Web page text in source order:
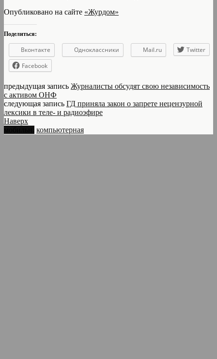
Опубликовано на сайте «Журдом»
Поделиться:
Вконтакте Одноклассники Mail.ru
Twitter
Facebook
предыдущая запись Журналисты обсудят свою независимость
с активом ОНФ
следующая запись ГД приняла закон о запрете нецензурной
лексики в теле- и радиоэфире
Наверх
компьютерная